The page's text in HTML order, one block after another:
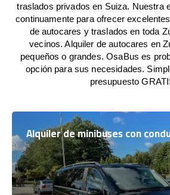
traslados privados en Suiza. Nuestra
continuamente para ofrecer
de autocares y traslados en toda
vecinos. Alquiler de autocares en
pequeños o grandes. OsaBus es
opción para sus necesidades.
presupuesto
Alquiler de minibuses con